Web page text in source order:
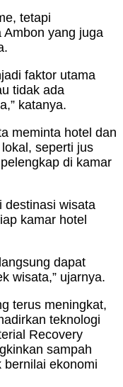
tetapi
Ambon yang juga
faktor utama
tidak ada
katanya.
meminta hotel dan
seperti jus
di kamar
destinasi wisata
kamar hotel
dapat
wisata,” ujarnya.
terus meningkat,
teknologi
Recovery
sampah
bernilai ekonomi